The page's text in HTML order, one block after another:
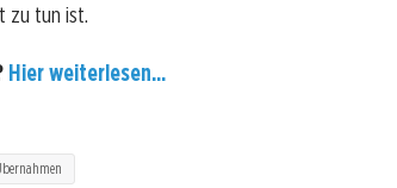
zu tun ist.
Hier weiterlesen...